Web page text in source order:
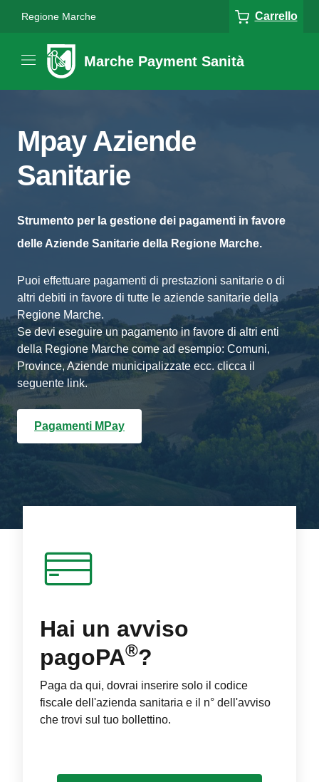
Regione Marche Carrello
Marche Payment Sanità
Mpay Aziende
Sanitarie
Strumento per la gestione dei pagamenti in favore
delle Aziende Sanitarie della Regione Marche.
Puoi effettuare pagamenti di prestazioni sanitarie o di
altri debiti in favore di tutte le aziende sanitarie della
Regione Marche.
Se devi eseguire un pagamento in favore di altri enti
della Regione Marche come ad esempio: Comuni,
Province, Aziende municipalizzate ecc. clicca il
seguente link.
Pagamenti MPay
Hai un avviso
pagoPA®?
Paga da qui, dovrai inserire solo il codice
fiscale dell'azienda sanitaria e il n° dell'avviso
che trovi sul tuo bollettino.